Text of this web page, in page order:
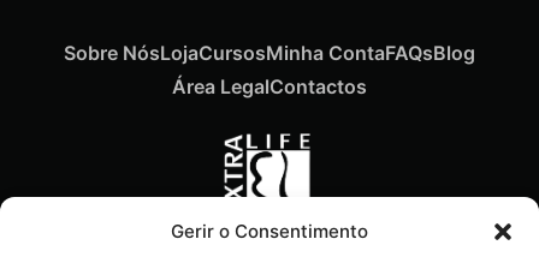
Gerir o Consentimento
Sobre NósLojaCursosMinha ContaFAQsBlog
Área LegalContactos